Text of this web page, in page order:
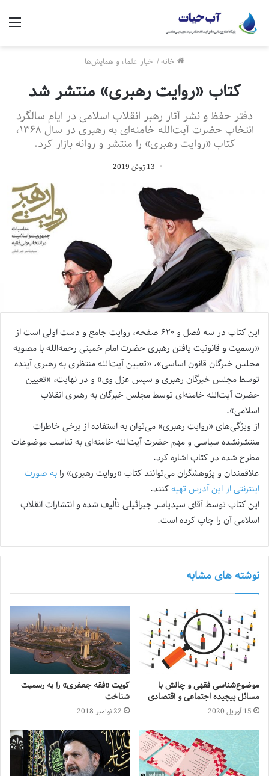
خانه/اخبار علماء و همایش‌ها
کتاب «روایت رهبری» منتشر شد
دفتر حفظ و نشر آثار رهبر انقلاب اسلامی در ایام سالگرد
انتخاب حضرت آیت‌الله خامنه‌ای به رهبری در سال ۱۳۶۸،
کتاب «روایت رهبری» را منتشر و روانه بازار کرد.
13 ژوئن 2019
این کتاب در سه فصل و ۶۲۰ صفحه، روایت جامع و دست اولی است از
«رسمیت و قانونیت یافتن رهبری حضرت امام خمینی رحمه‌الله با مصوبه
مجلس خبرگان قانون اساسی»، «تعیین آیت‌الله منتظری به رهبری آینده
توسط مجلس خبرگان رهبری و سپس عزل وی» و در نهایت، «تعیین
حضرت آیت‌الله خامنه‌ای توسط مجلس خبرگان به رهبری انقلاب
اسلامی».
از ویژگی‌های «روایت رهبری» می‌توان به استفاده از برخی خاطرات
منتشرنشده سیاسی و مهم حضرت آیت‌الله خامنه‌ای به تناسب موضوعات
مطرح شده در کتاب اشاره کرد.
علاقمندان و پژوهشگران می‌توانند کتاب «روایت رهبری» را به صورت
اینترنتی از این آدرس تهیهکنند.
این کتاب توسط آقای سیدیاسر جبرائیلی تألیف شده و انتشارات انقلاب
اسلامی آن را چاپ کرده است.
نوشته های مشابه
موضوع‌شناسی فقهی و چالش با
مسائل پیچیده اجتماعی و اقتصادی
15 آوریل 2020
کویت «فقه جعفری» را به رسمیت
شناخت
22 نوامبر 2018